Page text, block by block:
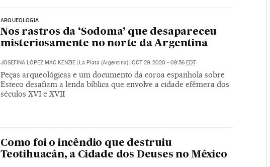
ARQUEOLOGIA
Nos rastros da ‘Sodoma’ que desapareceu
misteriosamente no norte da Argentina
JOSEFINA LÓPEZ MAC KENZIE La Plata (Argentina) OCT 29, 2020 - 09:56 EDT
Peças arqueológicas e um documento da coroa espanhola sobre
Esteco desafiam a lenda bíblica que envolve a cidade efêmera dos
séculos XVI e XVII
Como foi o incêndio que destruiu
Teotihuacán, a Cidade dos Deuses no México